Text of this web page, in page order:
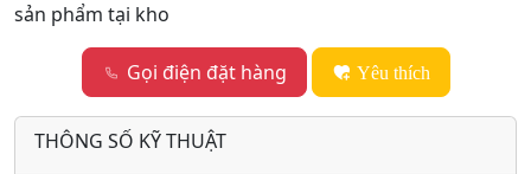
sản phẩm tại kho
Gọi điện đặt hàng Yêu thích
THÔNG SỐ KỸ THUẬT